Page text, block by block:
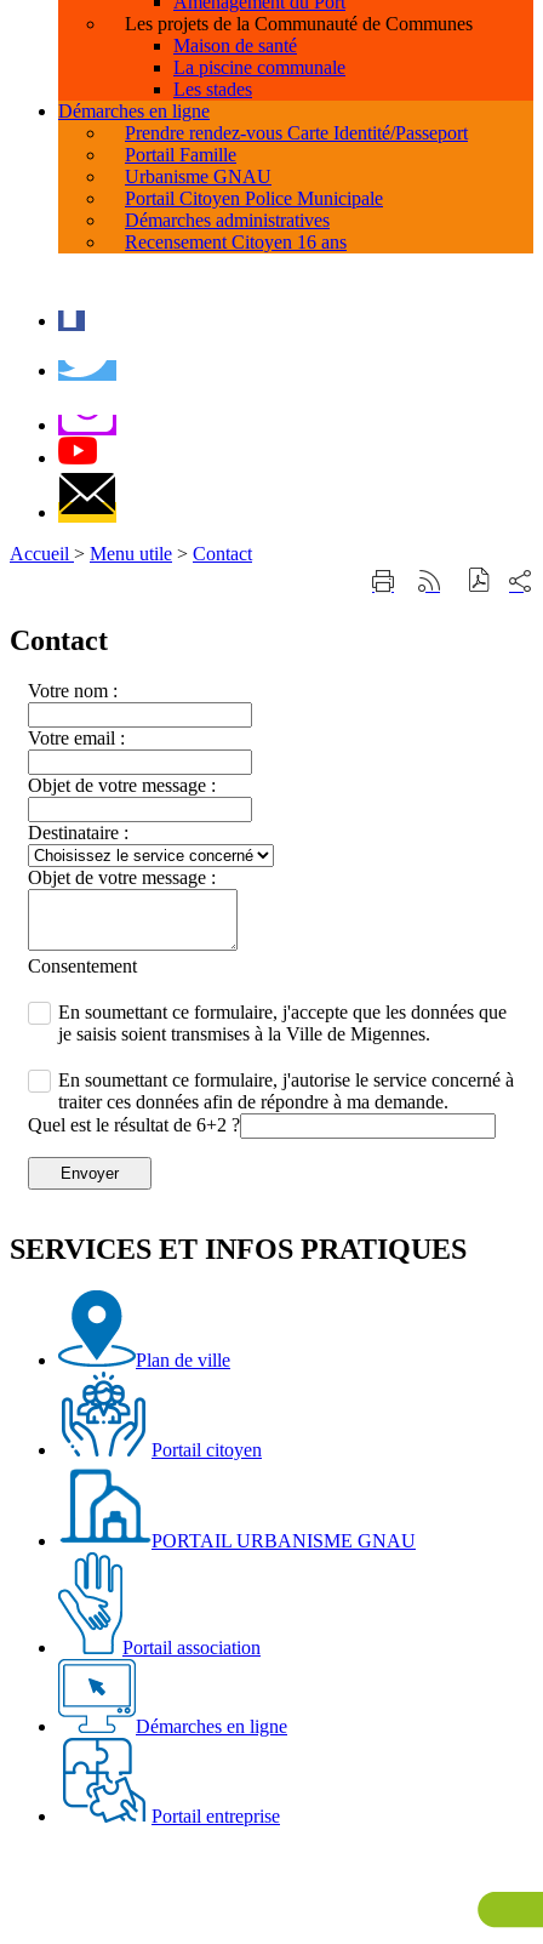
Les projets de la Communauté de Communes
Maison de santé
La piscine communale
Les stades
Démarches en ligne
Prendre rendez-vous Carte Identité/Passeport
Portail Famille
Urbanisme GNAU
Portail Citoyen Police Municipale
Démarches administratives
Recensement Citoyen 16 ans
Accueil > Menu utile > Contact
ImprimerGénérer
sur
Contact
Votre nom :
Votre email :
Objet de votre message :
Destinataire :
Objet de votre message :
Consentement
En soumettant ce formulaire, j'accepte que les données que
je saisis soient transmises à la Ville de Migennes.
En soumettant ce formulaire, j'autorise le service concerné à
traiter ces données afin de répondre à ma demande.
Quel est le résultat de 6+2 ?
Envoyer
SERVICES ET INFOS PRATIQUES
Plan de ville
Portail citoyen
PORTAIL URBANISME GNAU
Portail association
Démarches en ligne
Portail entreprise